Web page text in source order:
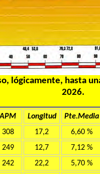
lógicamente, hasta
2026.
APM Longitud Pte.Media
308 17,2 6,60 %
249 12,7 7,12 %
242 22,2 5,70 %